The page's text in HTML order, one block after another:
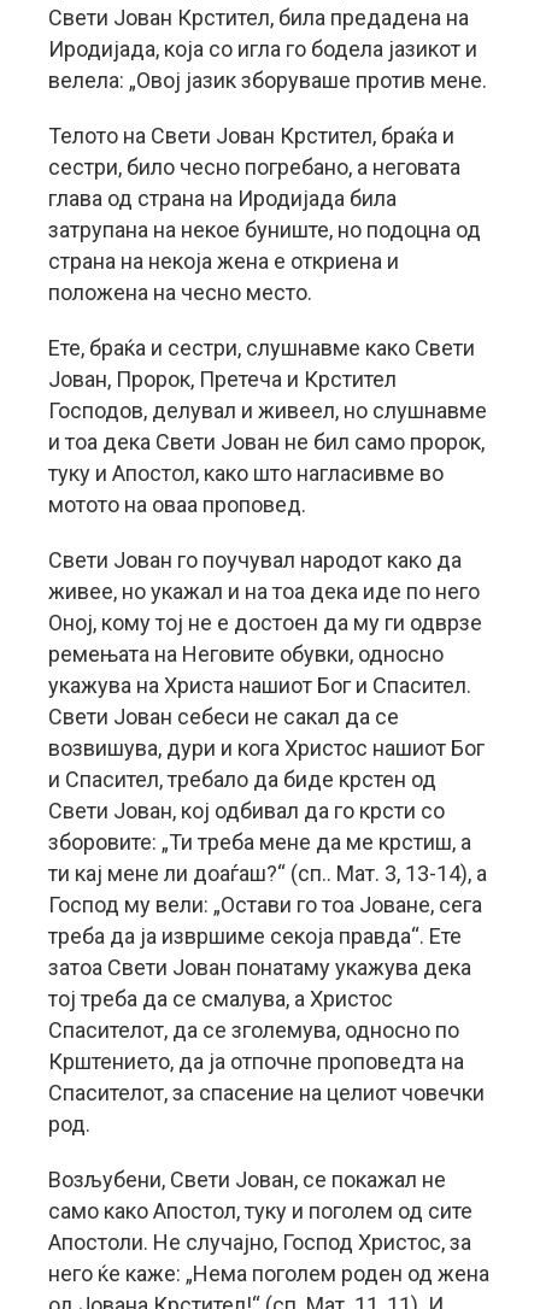
Свети Јован Крстител, била предадена на
Иродијада, која со игла го бодела јазикот и
велела: „Овој јазик зборуваше против мене.
Телото на Свети Јован Крстител, браќа и
сестри, било чесно погребано, а неговата
глава од страна на Иродијада била
затрупана на некое буниште, но подоцна од
страна на некоја жена е откриена и
положена на чесно место.
Ете, браќа и сестри, слушнавме како Свети
Јован, Пророк, Претеча и Крстител
Господов, делувал и живеел, но слушнавме
и тоа дека Свети Јован не бил само пророк,
туку и Апостол, како што нагласивме во
мотото на оваа проповед.
Свети Јован го поучувал народот како да
живее, но укажал и на тоа дека иде по него
Оној, кому тој не е достоен да му ги одврзе
ремењата на Неговите обувки, односно
укажува на Христа нашиот Бог и Спасител.
Свети Јован себеси не сакал да се
возвишува, дури и кога Христос нашиот Бог
и Спасител, требало да биде крстен од
Свети Јован, кој одбивал да го крсти со
зборовите: „Ти треба мене да ме крстиш, а
ти кај мене ли доаѓаш?“ (сп.. Мат. 3, 13-14), а
Господ му вели: „Остави го тоа Јоване, сега
треба да ја извршиме секоја правда“. Ете
затоа Свети Јован понатаму укажува дека
тој треба да се смалува, а Христос
Спасителот, да се зголемува, односно по
Крштението, да ја отпочне проповедта на
Спасителот, за спасение на целиот човечки
род.
Возљубени, Свети Јован, се покажал не
само како Апостол, туку и поголем од сите
Апостоли. Не случајно, Господ Христос, за
него ќе каже: „Нема поголем роден од жена